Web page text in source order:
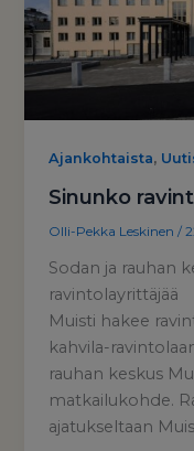
Ajankohtaista,
Sinunko
Olli-Pekka Leskinen/
Sodan ja rauhan
ravintolayrittäjää
Muisti hakee
kahvila-
rauhan keskus
matkailukohde.
ajatukseltaan